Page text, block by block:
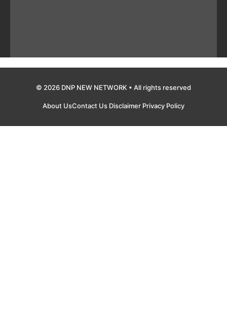
© 2026 DNP NEW NETWORK • All rights reserved
About UsContact Us Disclaimer Privacy Policy